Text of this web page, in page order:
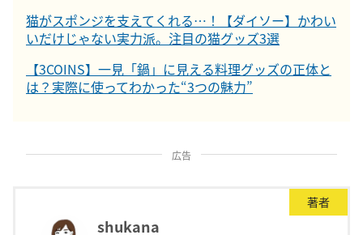
猫がスポンジを支えてくれる…！【ダイソー】かわい
いだけじゃない実力派。注目の猫グッズ3選
【3COINS】一見「鍋」に見える料理グッズの正体と
は？実際に使ってわかった“3つの魅力”
広告
著者
shukana